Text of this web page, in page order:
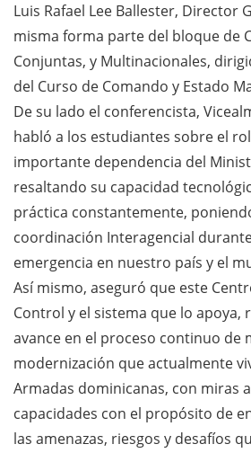
Luis Rafael Lee Ballester, Director
misma forma parte del bloque de
Conjuntas, y Multinacionales,
del Curso de Comando y Estado
De su lado el conferencista,
habló a los estudiantes sobre el
importante dependencia del
resaltando su capacidad
práctica constantemente,
coordinación Interagencial
emergencia en nuestro país y el
Así mismo, aseguró que este
Control y el sistema que lo apoya,
avance en el proceso continuo de
modernización que actualmente
Armadas dominicanas, con miras
capacidades con el propósito de
las amenazas, riesgos y desafíos